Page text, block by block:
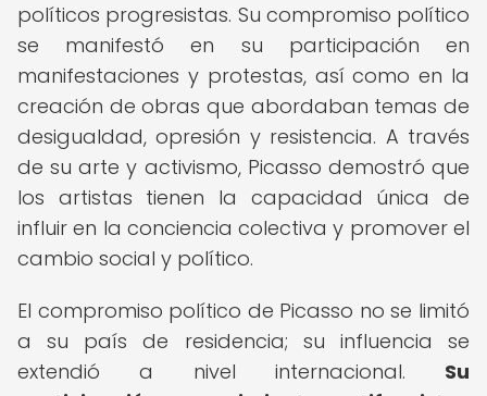
políticos progresistas. Su compromiso político
se manifestó en su participación en
manifestaciones y protestas, así como en la
creación de obras que abordaban temas de
desigualdad, opresión y resistencia. A través
de su arte y activismo, Picasso demostró que
los artistas tienen la capacidad única de
influir en la conciencia colectiva y promover el
cambio social y político.
El compromiso político de Picasso no se limitó
a su país de residencia; su influencia se
extendió a nivel internacional. Su